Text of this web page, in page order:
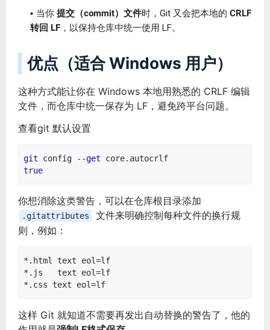
当你 提交（commit）文件时，Git 又会把本地的 CRLF
转回 LF ，以保持仓库中统一使用 LF。
优点（适合 Windows 用户）
这种方式能让你在 Windows 本地用熟悉的 CRLF 编辑
文件，而仓库中统一保存为 LF，避免跨平台问题。
查看git 默认设置
git config --get core.autocrlf
true
你想消除这类警告，可以在仓库根目录添加
.gitattributes
文件来明确控制每种文件的换行规
则，例如：
*.html text eol=lf
*.js text eol=lf
*.css text eol=lf
这样 Git 就知道不需要再发出自动替换的警告了，他的